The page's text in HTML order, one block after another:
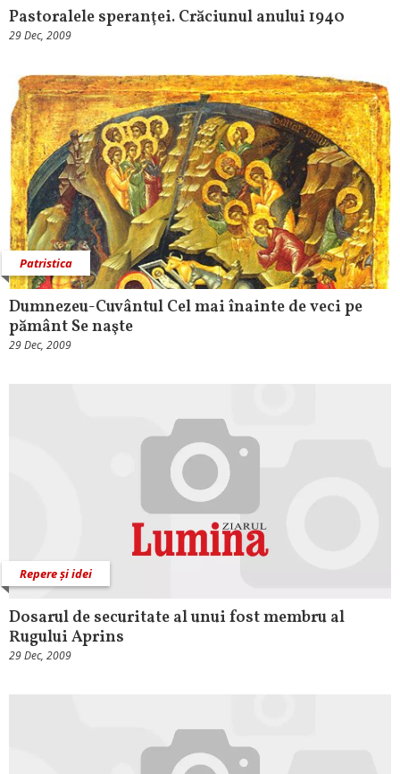
Pastoralele speranţei. Crăciunul anului 1940
29 Dec, 2009
Patristica
Dumnezeu-Cuvântul Cel mai înainte de veci pe
pământ Se naşte
29 Dec, 2009
Repere și idei
Dosarul de securitate al unui fost membru al
Rugului Aprins
29 Dec, 2009